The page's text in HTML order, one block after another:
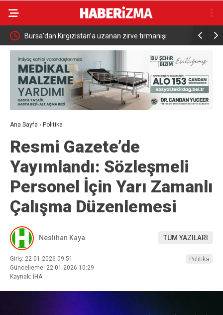
Bursa’dan Kırgızistan’a uzanan zirve tırmanışı
Ana Sayfa › Politika
Resmi Gazete’de
Yayımlandı: Sözleşmeli
Personel İçin Yarı Zamanlı
Çalışma Düzenlemesi
Neslihan Kaya TÜM YAZILARI
Giriş: 22-01-2026 09:51
Güncelleme: 22-01-2026 10:29
Kaynak: İHA
Politika